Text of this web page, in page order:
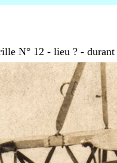
N° 12 - lieu ? - durant